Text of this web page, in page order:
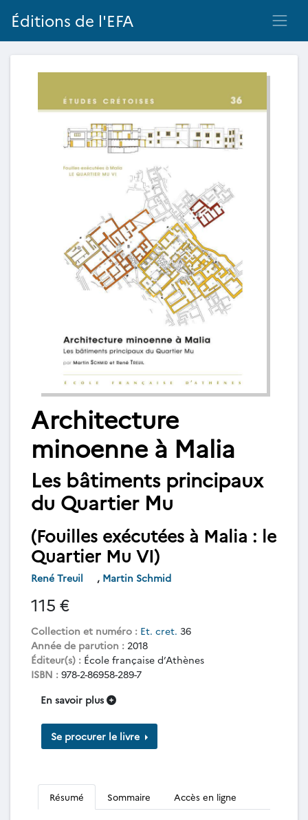
Éditions de l'EFA
Architecture
minoenne à Malia
Les bâtiments principaux
du Quartier Mu
(Fouilles exécutées à Malia : le
Quartier Mu VI)
René Treuil , Martin Schmid
115 €
Collection et numéro : Et. cret. 36
Année de parution : 2018
Éditeur(s) : École française d’Athènes
ISBN : 978-2-86958-289-7
En savoir plus
Se procurer le livre
Résumé Sommaire Accès en ligne